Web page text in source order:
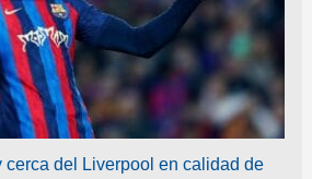
cerca del Liverpool en calidad de